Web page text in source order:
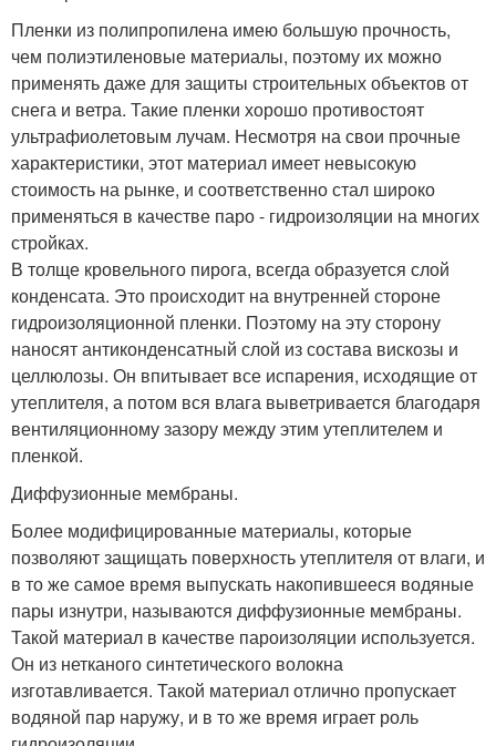
Пленки из полипропилена имею большую прочность,
чем полиэтиленовые материалы, поэтому их можно
применять даже для защиты строительных объектов от
снега и ветра. Такие пленки хорошо противостоят
ультрафиолетовым лучам. Несмотря на свои прочные
характеристики, этот материал имеет невысокую
стоимость на рынке, и соответственно стал широко
применяться в качестве паро - гидроизоляции на многих
стройках.
В толще кровельного пирога, всегда образуется слой
конденсата. Это происходит на внутренней стороне
гидроизоляционной пленки. Поэтому на эту сторону
наносят антиконденсатный слой из состава вискозы и
целлюлозы. Он впитывает все испарения, исходящие от
утеплителя, а потом вся влага выветривается благодаря
вентиляционному зазору между этим утеплителем и
пленкой.
Диффузионные мембраны.
Более модифицированные материалы, которые
позволяют защищать поверхность утеплителя от влаги, и
в то же самое время выпускать накопившееся водяные
пары изнутри, называются диффузионные мембраны.
Такой материал в качестве пароизоляции используется.
Он из нетканого синтетического волокна
изготавливается. Такой материал отлично пропускает
водяной пар наружу, и в то же время играет роль